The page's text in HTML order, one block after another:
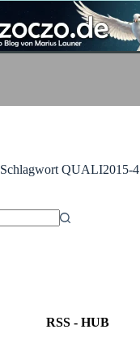
Schlagwort QUALI2015-4
RSS - HUB